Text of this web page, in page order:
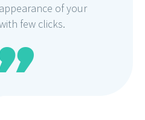
of your
few clicks.